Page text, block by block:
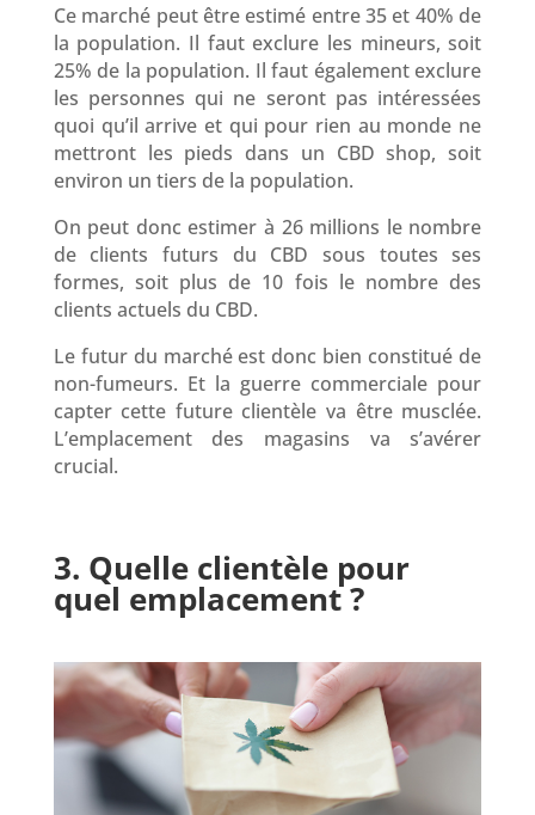
Ce marché peut être estimé entre 35 et 40% de
la population. Il faut exclure les mineurs, soit
25% de la population. Il faut également exclure
les personnes qui ne seront pas intéressées
quoi qu’il arrive et qui pour rien au monde ne
mettront les pieds dans un CBD shop, soit
environ un tiers de la population.
On peut donc estimer à 26 millions le nombre
de clients futurs du CBD sous toutes ses
formes, soit plus de 10 fois le nombre des
clients actuels du CBD.
Le futur du marché est donc bien constitué de
non-fumeurs. Et la guerre commerciale pour
capter cette future clientèle va être musclée.
L’emplacement des magasins va s’avérer
crucial.
3. Quelle clientèle pour
quel emplacement ?